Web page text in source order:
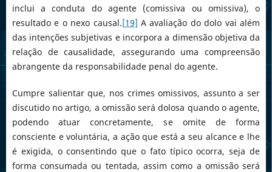
inclui a conduta do agente (comissiva ou omissiva), o
resultado e o nexo causal.[19] A avaliação do dolo vai além
das intenções subjetivas e incorpora a dimensão objetiva da
relação de causalidade, assegurando uma compreensão
abrangente da responsabilidade penal do agente.
Cumpre salientar que, nos crimes omissivos, assunto a ser
discutido no artigo, a omissão será dolosa quando o agente,
podendo atuar concretamente, se omite de forma
consciente e voluntária, a ação que está a seu alcance e lhe
é exigida, o consentindo que o fato típico ocorra, seja de
forma consumada ou tentada, assim como a omissão será